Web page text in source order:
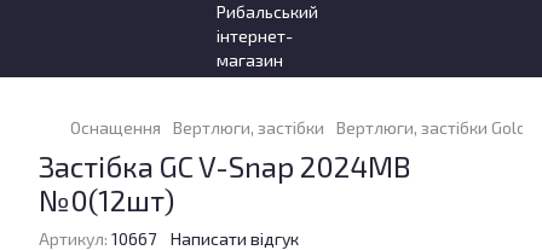
Оснащення Вертлюги, застібки Вертлюги, застібки
Застібка GC V-Snap 2024MB
№0(12шт)
Артикул: 10667 Написати відгук